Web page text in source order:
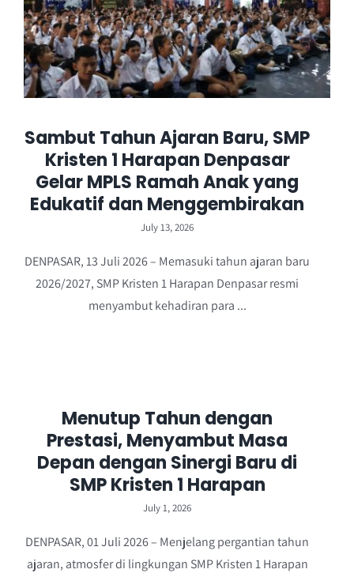
Sambut Tahun Ajaran Baru, SMP
Kristen 1 Harapan Denpasar
Gelar MPLS Ramah Anak yang
Edukatif dan Menggembirakan
July 13, 2026
DENPASAR, 13 Juli 2026 – Memasuki tahun ajaran baru
2026/2027, SMP Kristen 1 Harapan Denpasar resmi
menyambut kehadiran para ...
Menutup Tahun dengan
Prestasi, Menyambut Masa
Depan dengan Sinergi Baru di
SMP Kristen 1 Harapan
July 1, 2026
DENPASAR, 01 Juli 2026 – Menjelang pergantian tahun
ajaran, atmosfer di lingkungan SMP Kristen 1 Harapan